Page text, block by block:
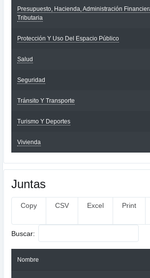
Presupuesto, Hacienda, Administración
Tributaria
Protección Y Uso Del Espacio Público
Salud
Seguridad
Tránsito Y Transporte
Turismo Y Deportes
Vivienda
Juntas
Copy CSV Excel Print
Buscar:
Nombre